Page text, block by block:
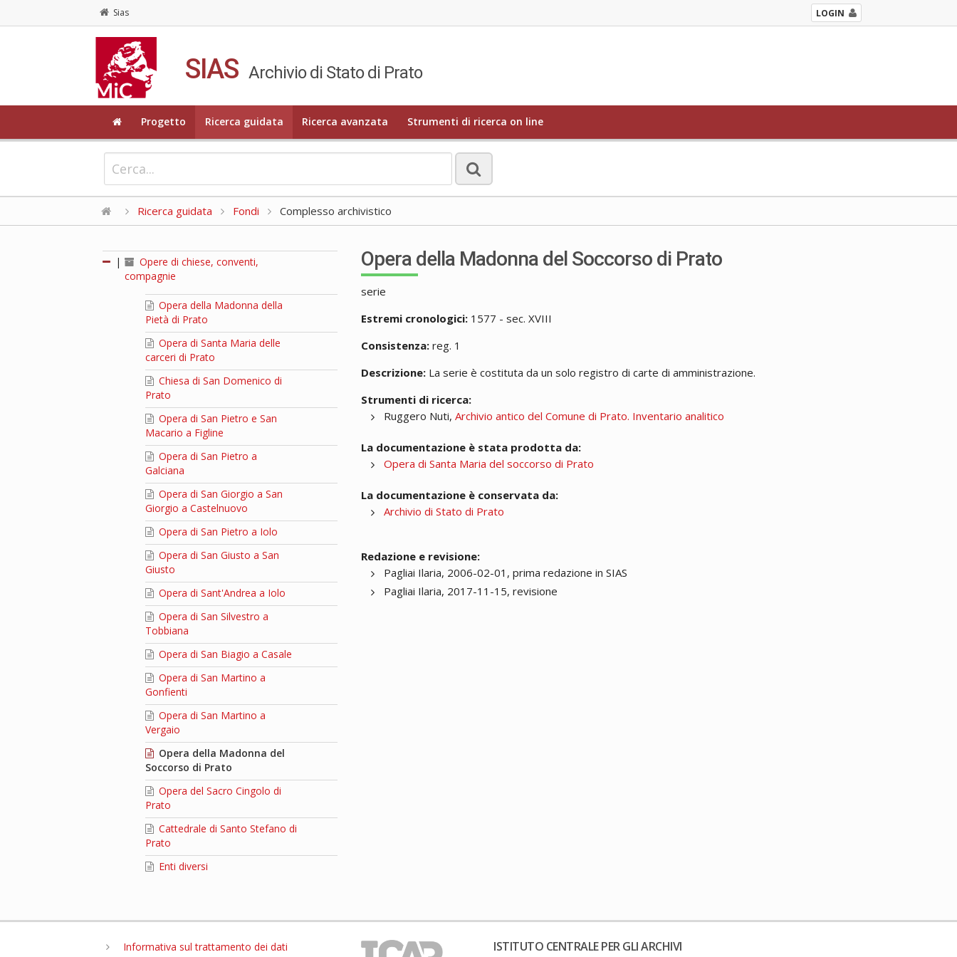
Sias LOGIN
SIAS Archivio di Stato di Prato
Progetto Ricerca guidata Ricerca avanzata Strumenti di ricerca on line
Ricerca guidata Fondi Complesso archivistico
|
Opere di chiese, conventi,
compagnie
Opera della Madonna della
Pietà di Prato
Opera di Santa Maria delle
carceri di Prato
Chiesa di San Domenico di
Prato
Opera di San Pietro e San
Macario a Figline
Opera di San Pietro a
Galciana
Opera di San Giorgio a San
Giorgio a Castelnuovo
Opera di San Pietro a Iolo
Opera di San Giusto a San
Giusto
Opera di Sant'Andrea a Iolo
Opera di San Silvestro a
Tobbiana
Opera di San Biagio a Casale
Opera di San Martino a
Gonfienti
Opera di San Martino a
Vergaio
Opera della Madonna del
Soccorso di Prato
Opera del Sacro Cingolo di
Prato
Cattedrale di Santo Stefano di
Prato
Enti diversi
Opera della Madonna del Soccorso di Prato
serie
Estremi cronologici: 1577 - sec. XVIII
Consistenza: reg. 1
Descrizione: La serie è costituta da un solo registro di carte di amministrazione.
Strumenti di ricerca:
Ruggero Nuti,Archivio antico del Comune di Prato. Inventario analitico
La documentazione è stata prodotta da:
Opera di Santa Maria del soccorso di Prato
La documentazione è conservata da:
Archivio di Stato di Prato
Redazione e revisione:
Pagliai Ilaria, 2006-02-01, prima redazione in SIAS
Pagliai Ilaria, 2017-11-15, revisione
Informativa sul trattamento dei dati
ISTITUTO CENTRALE PER GLI ARCHIVI